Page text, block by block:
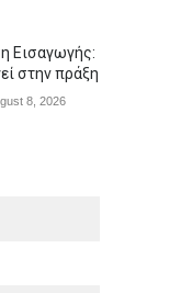
Εισαγωγής:
στην πράξη
8, 2026
λάθη